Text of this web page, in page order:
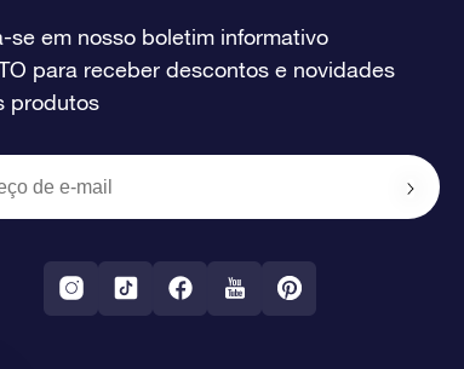
se em nosso boletim informativo
para receber descontos e novidades
produtos